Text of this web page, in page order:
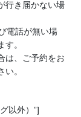
行き届かない場
電話が無い場
。
は、ご予約をお
。
以外）”]